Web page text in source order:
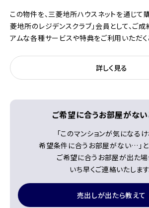
この物件を、三菱地所ハウスネットを通じて
菱地所のレジデンスクラブ」会員として、ご
アムな各種サービスや特典をご利用いただく
詳しく見る
ご希望に合うお部屋がない
「このマンションが気になるけ
希望条件に合うお部屋がない…」
ご希望に合うお部屋が出た場
いち早くご連絡いたします
売出しが出たら教えて